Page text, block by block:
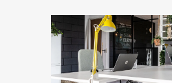
Volg ons ook op